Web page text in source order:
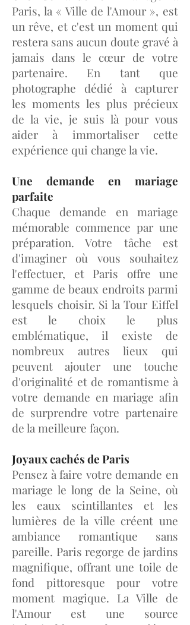
Paris, la « Ville de l'Amour », est
un rêve, et c'est un moment qui
restera sans aucun doute gravé à
jamais dans le cœur de votre
partenaire. En tant que
photographe dédié à capturer
les moments les plus précieux
de la vie, je suis là pour vous
aider à immortaliser cette
expérience qui change la vie.
Une demande en mariage
parfaite
Chaque demande en mariage
mémorable commence par une
préparation. Votre tâche est
d'imaginer où vous souhaitez
l'effectuer, et Paris offre une
gamme de beaux endroits parmi
lesquels choisir. Si la Tour Eiffel
est le choix le plus
emblématique, il existe de
nombreux autres lieux qui
peuvent ajouter une touche
d'originalité et de romantisme à
votre demande en mariage afin
de surprendre votre partenaire
de la meilleure façon.
Joyaux cachés de Paris
Pensez à faire votre demande en
mariage le long de la Seine, où
les eaux scintillantes et les
lumières de la ville créent une
ambiance romantique sans
pareille. Paris regorge de jardins
magnifique, offrant une toile de
fond pittoresque pour votre
moment magique. La Ville de
l'Amour est une source